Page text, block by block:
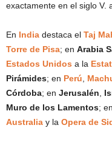
exactamente en el siglo V.
En India destaca el Taj
Torre de Pisa; en Arabia
Estados Unidos a la
Pirámides; en Perú
Córdoba; en Jerusalén
Muro de los Lamentos; en
Australia y la Opera de